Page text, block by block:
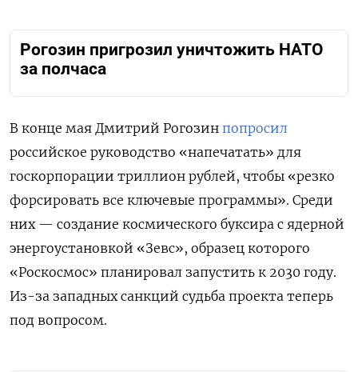
Рогозин пригрозил уничтожить НАТО
за полчаса
В конце мая Дмитрий Рогозин попросил
российское руководство «напечатать» для
госкорпорации триллион рублей, чтобы «резко
форсировать все ключевые программы». Среди
них — создание космического буксира с ядерной
энергоустановкой «Зевс», образец которого
«Роскосмос» планировал запустить к 2030 году.
Из-за западных санкций судьба проекта теперь
под вопросом.